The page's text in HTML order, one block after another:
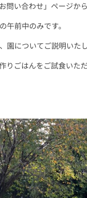
問い合わせ」ページから
午前中のみです。
についてご説明いたし
ごはんをご試食いただ